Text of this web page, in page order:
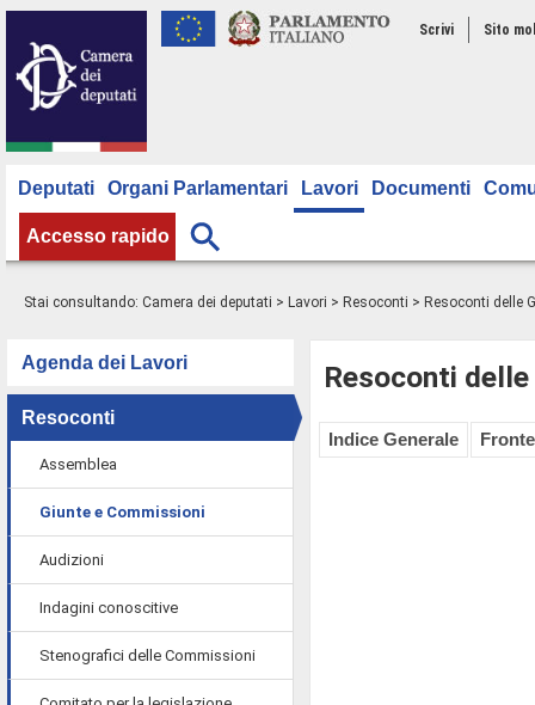
Scrivi Sito
Deputati Organi Parlamentari Lavori Documenti
Accesso rapido
Stai consultando: Camera dei deputati > Lavori > Resoconti > Resoconti delle
Agenda dei Lavori
Resoconti
Assemblea
Giunte e Commissioni
Audizioni
Indagini conoscitive
Stenografici delle Commissioni
Resoconti
Indice Generale